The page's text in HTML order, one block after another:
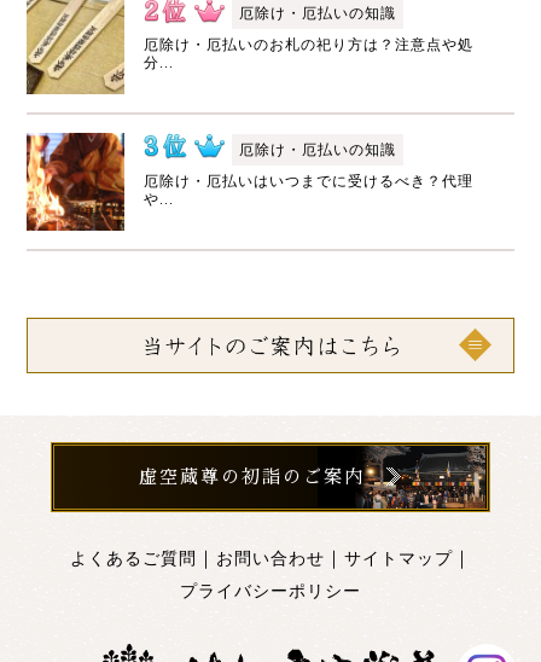
厄除け・厄払いの知識
厄除け・厄払いのお札の祀り方は？注意点や処
分...
厄除け・厄払いの知識
厄除け・厄払いはいつまでに受けるべき？代理
や...
虚空蔵尊の初詣のご案内
よくあるご質問 お問い合わせ サイトマップ｜
プライバシーポリシー